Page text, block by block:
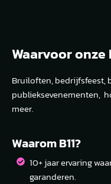
Waarvoor onze
Bruiloften, bedrijfsfeest,
publieksevenementen,
meer.
Waarom B11?
10+ jaar ervaring
garanderen.